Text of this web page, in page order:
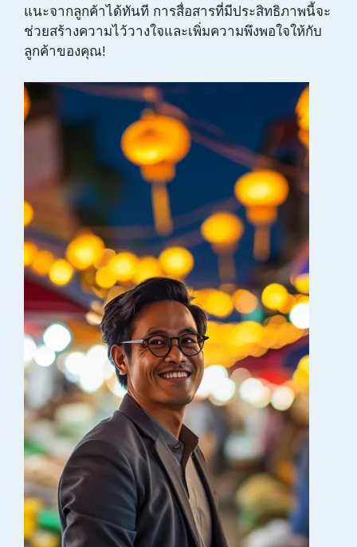
แนะจากลูกค้าได้ทันที การสื่อสารที่มีประสิทธิภาพนี้จะ
ช่วยสร้างความไว้วางใจและเพิ่มความพึงพอใจให้กับ
ลูกค้าของคุณ!